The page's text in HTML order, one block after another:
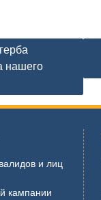
нашего
и лиц
кампании